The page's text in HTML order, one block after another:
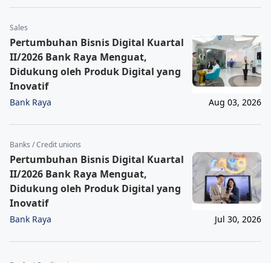
Sales
Pertumbuhan Bisnis Digital Kuartal
II/2026 Bank Raya Menguat,
Didukung oleh Produk Digital yang
Inovatif
Bank Raya Aug 03, 2026
Banks / Credit unions
Pertumbuhan Bisnis Digital Kuartal
II/2026 Bank Raya Menguat,
Didukung oleh Produk Digital yang
Inovatif
Bank Raya Jul 30, 2026